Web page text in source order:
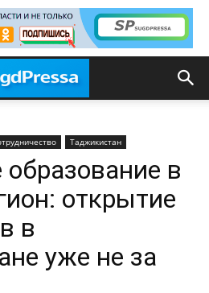
Таджикистан
образование в
открытие
в
уже не за